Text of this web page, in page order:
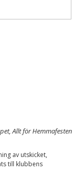
Allt för Hemmafesten
av utskicket,
till klubbens